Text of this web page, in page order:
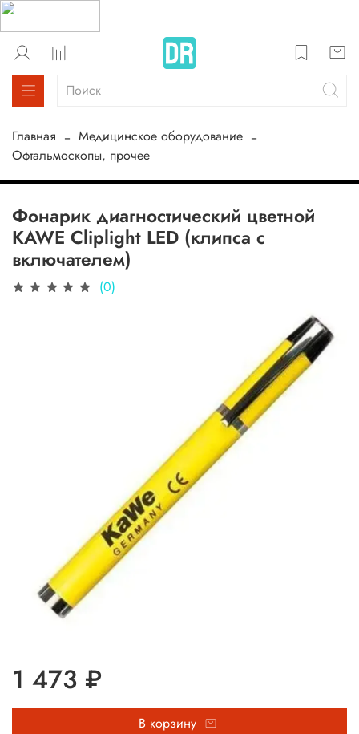
Главная
Медицинское оборудование
Офтальмоскопы, прочее
Фонарик диагностический цветной
KAWE Cliplight LED (клипса с
включателем)
(0)
1 473 ₽
В корзину